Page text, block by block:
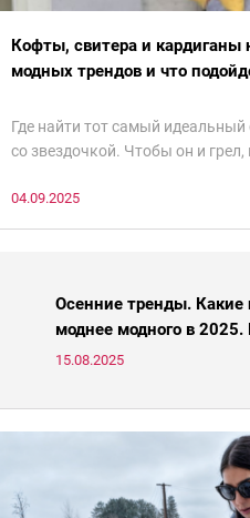
Кофты, свитера и
модных трендов и что
Где найти тот самый
со звездочкой. Чтобы он и
паники.
04.09.2025
Осенние тренды. Какие
моднее модного в
носить, а что нет
15.08.2025